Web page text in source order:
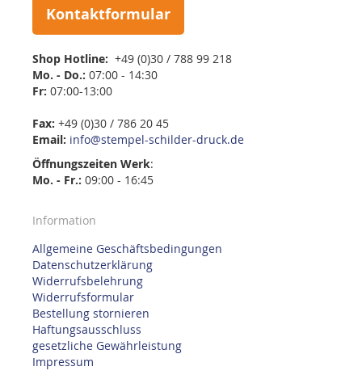
Kontaktformular
Shop Hotline: +49 (0)30 / 788 99 218
Mo. - Do.: 07:00 - 14:30
Fr: 07:00-13:00
Fax: +49 (0)30 / 786 20 45
Email: info@stempel-schilder-druck.de
Öffnungszeiten Werk:
Mo. - Fr.: 09:00 - 16:45
Information
Allgemeine Geschäftsbedingungen
Datenschutzerklärung
Widerrufsbelehrung
Widerrufsformular
Bestellung stornieren
Haftungsausschluss
gesetzliche Gewährleistung
Impressum